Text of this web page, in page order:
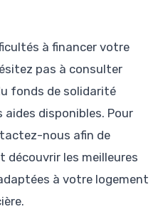
à financer votre
pas à consulter
fonds de solidarité
disponibles. Pour
nous afin de
découvrir les meilleures
à votre logement